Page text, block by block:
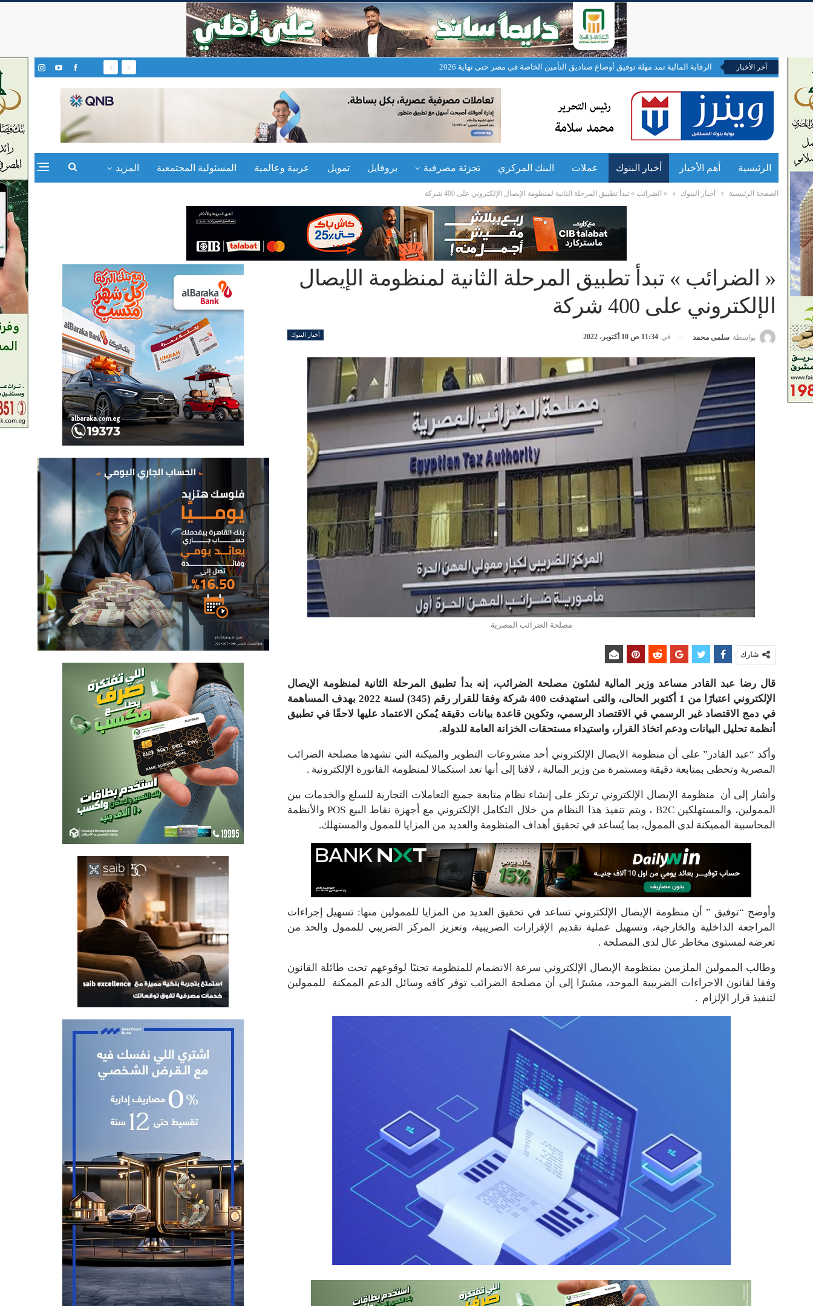
آخر الأخبار الرقابة المالية تمد مهلة توفيق أوضاع صناديق التأمين الخاصة في مصر حتى نهاية 2026
الرئيسية أهم الأخبار أخبار البنوك عملات البنك المركزي تجزئة مصرفية بروفايل تمويل عربية وعالمية المسئولية المجتمعية المزيد
الصفحة الرئيسية أخبار البنوك « الضرائب » تبدأ تطبيق المرحلة الثانية لمنظومة الإيصال الإلكتروني على 400 شركة
« الضرائب » تبدأ تطبيق المرحلة الثانية لمنظومة الإيصال
الإلكتروني على 400 شركة
أخبار البنوك بواسطة سلمى محمد في 11:34 ص 10 أكتوبر، 2022
مصلحة الضرائب المصرية
شارك
قال رضا عبد القادر مساعد وزير المالية لشئون مصلحة الضرائب، إنه بدأ تطبيق المرحلة الثانية لمنظومة الإيصال
الإلكتروني اعتبارًا من 1 أكتوبر الحالى، والتى استهدفت 400 شركة وفقا للقرار رقم (345) لسنة 2022 بهدف المساهمة
في دمج الاقتصاد غير الرسمي في الاقتصاد الرسمي، وتكوين قاعدة بيانات دقيقة يُمكن الاعتماد عليها لاحقًا في تطبيق
أنظمة تحليل البيانات ودعم اتخاذ القرار، واستيداء مستحقات الخزانة العامة للدولة.
وأكد “عبد القادر” على أن منظومة الايصال الإلكتروني أحد مشروعات التطوير والميكنة التي تشهدها مصلحة الضرائب
المصرية وتحظى بمتابعة دقيقة ومستمرة من وزير المالية ، لافتا إلى أنها تعد استكمالا لمنظومة الفاتورة الإلكترونية .
وأشار إلى أن منظومة الإيصال الإلكتروني ترتكز على إنشاء نظام متابعة جميع التعاملات التجارية للسلع والخدمات بين
الممولين، والمستهلكين B2C ، ويتم تنفيذ هذا النظام من خلال التكامل الإلكتروني مع أجهزة نقاط البيع POS والأنظمة
المحاسبية المميكنة لدى الممول، بما يُساعد في تحقيق أهداف المنظومة والعديد من المزايا للممول والمستهلك.
وأوضح “توفيق ” أن منظومة الإيصال الإلكتروني تساعد في تحقيق العديد من المزايا للممولين منها: تسهيل إجراءات
المراجعة الداخلية والخارجية، وتسهيل عملية تقديم الإقرارات الضريبية، وتعزيز المركز الضريبي للممول والحد من
تعرضه لمستوى مخاطر عال لدى المصلحة .
وطالب الممولين الملزمين بمنظومة الإيصال الإلكتروني سرعة الانضمام للمنظومة تجنبًا لوقوعهم تحت طائلة القانون
وفقا لقانون الاجراءات الضريبية الموحد، مشيرًا إلى أن مصلحة الضرائب توفر كافه وسائل الدعم الممكنة للممولين
لتنفيذ قرار الإلزام .